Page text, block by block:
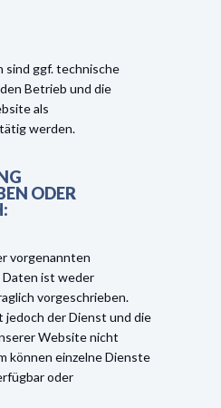
sind ggf. technische
Betrieb und die
als
werden.
ODER
vorgenannten
ist weder
vorgeschrieben.
jedoch der Dienst und die
Website nicht
können einzelne Dienste
oder